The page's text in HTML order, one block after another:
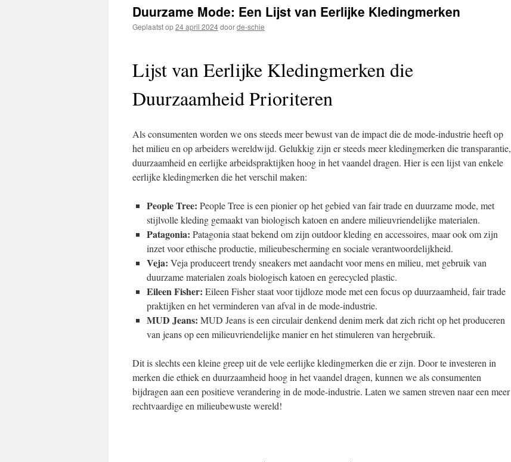
Duurzame Mode: Een Lijst van Eerlijke Kledingmerken
Geplaatst op24 april 2024doorde-schie
Lijst van Eerlijke Kledingmerken die
Duurzaamheid Prioriteren
Als consumenten worden we ons steeds meer bewust van de impact die de mode-industrie heeft op
het milieu en op arbeiders wereldwijd. Gelukkig zijn er steeds meer kledingmerken die transparantie,
duurzaamheid en eerlijke arbeidspraktijken hoog in het vaandel dragen. Hier is een lijst van enkele
eerlijke kledingmerken die het verschil maken:
People Tree: People Tree is een pionier op het gebied van fair trade en duurzame mode, met
stijlvolle kleding gemaakt van biologisch katoen en andere milieuvriendelijke materialen.
Patagonia: Patagonia staat bekend om zijn outdoor kleding en accessoires, maar ook om zijn
inzet voor ethische productie, milieubescherming en sociale verantwoordelijkheid.
Veja: Veja produceert trendy sneakers met aandacht voor mens en milieu, met gebruik van
duurzame materialen zoals biologisch katoen en gerecycled plastic.
Eileen Fisher: Eileen Fisher staat voor tijdloze mode met een focus op duurzaamheid, fair trade
praktijken en het verminderen van afval in de mode-industrie.
MUD Jeans: MUD Jeans is een circulair denkend denim merk dat zich richt op het produceren
van jeans op een milieuvriendelijke manier en het stimuleren van hergebruik.
Dit is slechts een kleine greep uit de vele eerlijke kledingmerken die er zijn. Door te investeren in
merken die ethiek en duurzaamheid hoog in het vaandel dragen, kunnen we als consumenten
bijdragen aan een positieve verandering in de mode-industrie. Laten we samen streven naar een meer
rechtvaardige en milieubewuste wereld!